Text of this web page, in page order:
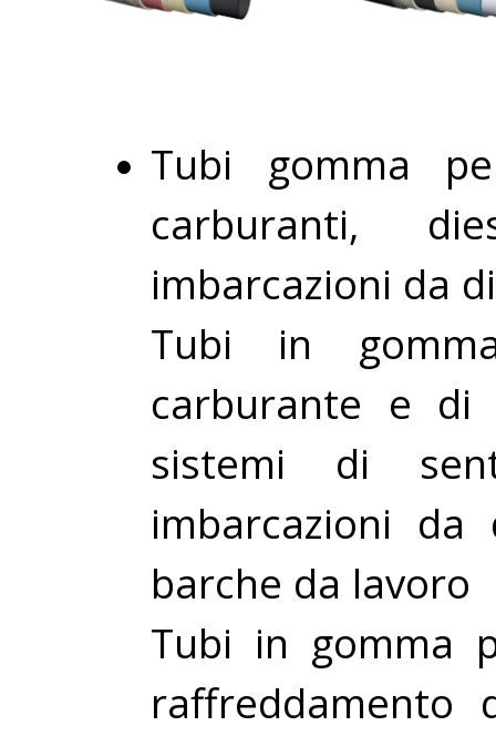
Tubi gomma
carburanti,
imbarcazioni da
Tubi in
carburante e di
sistemi di
imbarcazioni
barche da lavoro
Tubi in gomma
raffreddamento